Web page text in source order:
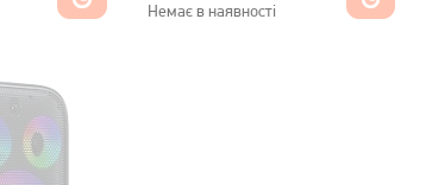
Немає в наявності